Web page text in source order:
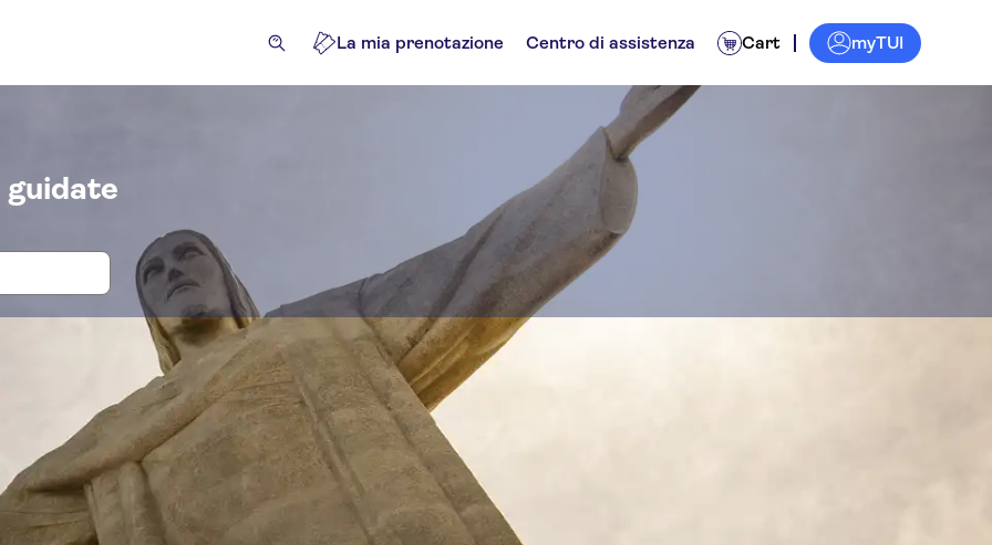
La mia prenotazione Centro di assistenza Cart myTUI
d'ingresso e tour per Cristo Redentore
e tour guidati Escursioni e tour in giornata Attività